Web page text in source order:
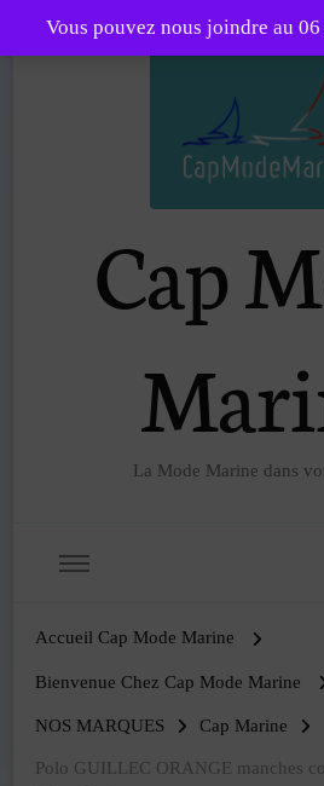
Vous pouvez nous joindre au
Cap
La Mode Marine dans
Accueil Cap Mode Marine
Bienvenue Chez Cap Mode Marine
NOS MARQUES Cap Marine
Polo GUILLEC ORANGE manches